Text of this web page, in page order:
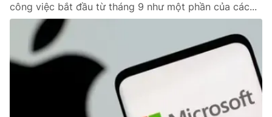
công việc bắt đầu từ tháng 9 như một phần của các...